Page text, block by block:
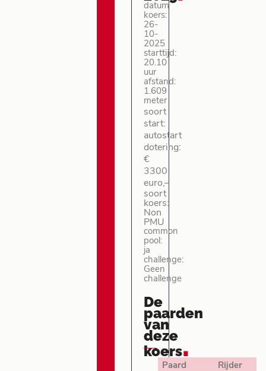
datum
koers:
26-
10-
2025
starttijd:
20.10
uur
afstand:
1.609
meter
soort
start:
autostart
dotering:
€
3300
euro,–
soort
koers:
Non
PMU
common
pool:
ja
challenge:
Geen
challenge
De
paarden
van
deze
koers.
Paard
Rijder